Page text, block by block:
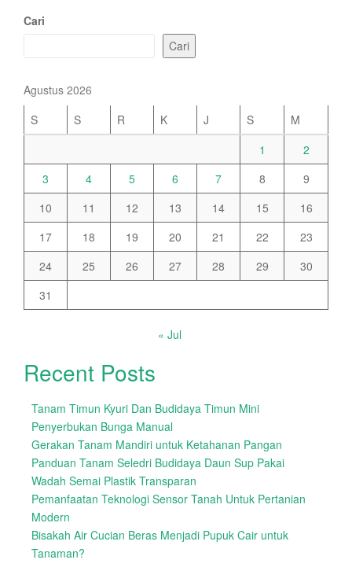
Cari
Cari
Agustus 2026
S
S R K J S
M
1
2
3
4 5 6 7 8
9
10
11 12 13 14 15
16
17
18 19 20 21 22
23
24
25 26 27 28 29
30
31
« Jul
Recent Posts
Tanam Timun Kyuri Dan Budidaya Timun Mini
Penyerbukan Bunga Manual
Gerakan Tanam Mandiri untuk Ketahanan Pangan
Panduan Tanam Seledri Budidaya Daun Sup Pakai
Wadah Semai Plastik Transparan
Pemanfaatan Teknologi Sensor Tanah Untuk Pertanian
Modern
Bisakah Air Cucian Beras Menjadi Pupuk Cair untuk
Tanaman?